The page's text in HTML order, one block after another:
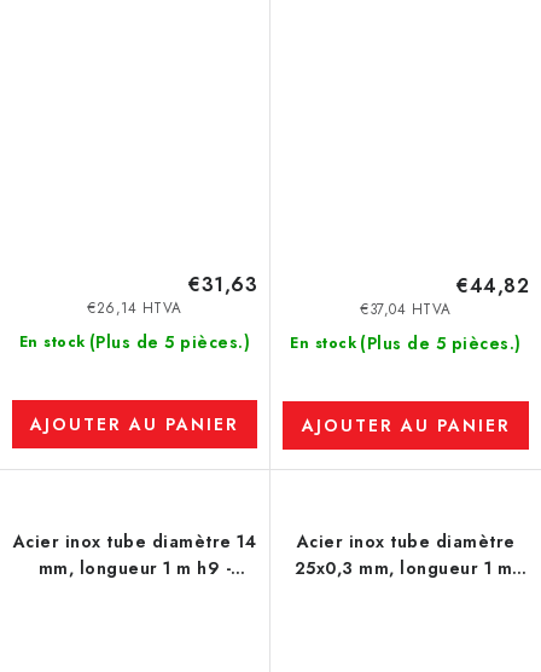
En stock (Plus de 5 pièces.)
€26,14 HTVA
€31,63
AJOUTER AU PANIER
En stock (Plus de 5 pièces.)
€37,04 HTVA
€44,82
AJOUTER AU PANIER
Acier inox tube diamètre 14
mm, longueur 1 m h9 -
Acier inox tube diamètre
25x0,3 mm, longueur 1 m,